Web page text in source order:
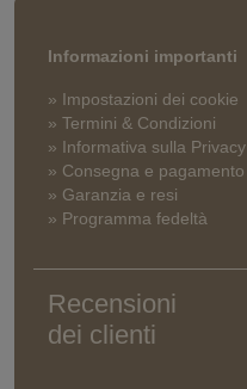
Informazioni importanti
» Impostazioni dei cookie
» Termini & Condizioni
» Informativa sulla Privacy
» Consegna e pagamento
» Garanzia e resi
» Programma fedeltà
Recensioni
dei clienti